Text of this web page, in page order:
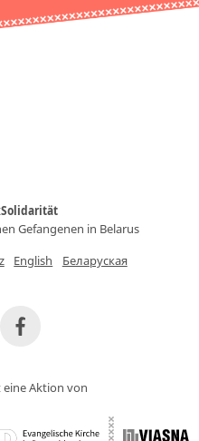
Gefangenen in Belarus
English Беларуская
eine Aktion von